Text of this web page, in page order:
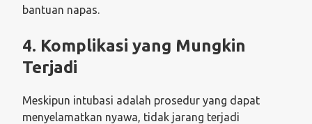
bantuan napas.
4. Komplikasi yang Mungkin
Terjadi
Meskipun intubasi adalah prosedur yang dapat
menyelamatkan nyawa, tidak jarang terjadi